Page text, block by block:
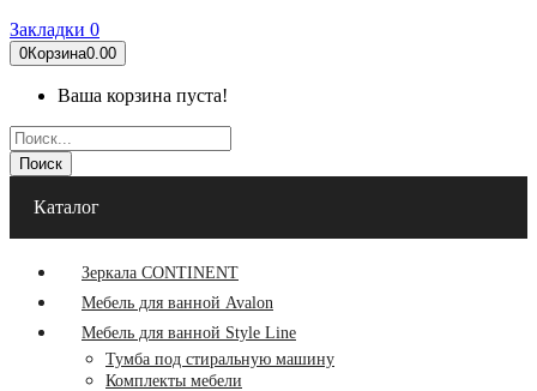
Закладки 0
0Корзина0.00
Ваша корзина пуста!
Поиск
Каталог
Зеркала CONTINENT
Мебель для ванной Avalon
Мебель для ванной Style Line
Тумба под стиральную машину
Комплекты мебели